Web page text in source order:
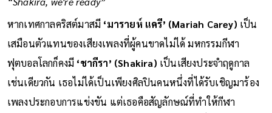
“Shakira, we're ready”
หากเทศกาลคริสต์มาสมี‘มารายห์ แครี’ (Mariah Carey)
เสมือนตัวแทนของเสียงเพลงที่ผู้คนขาดไม่ได้ มหกรรมกีฬา
ฟุตบอลโลกก็คงมี‘ชากีรา’ (Shakira)เป็นเสียงประจำฤดูกาล
เช่นเดียวกัน เธอไม่ได้เป็นเพียงศิลปินคนหนึ่งที่ได้รับเชิญมาร้อง